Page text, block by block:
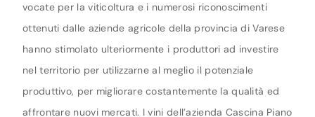
vocate per la viticoltura e i numerosi riconoscimenti
ottenuti dalle aziende agricole della provincia di Varese
hanno stimolato ulteriormente i produttori ad investire
nel territorio per utilizzarne al meglio il potenziale
produttivo, per migliorare costantemente la qualità ed
affrontare nuovi mercati. I vini dell’azienda Cascina Piano